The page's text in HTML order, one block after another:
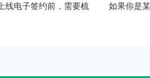
线电子签约前，需要梳
如果你是